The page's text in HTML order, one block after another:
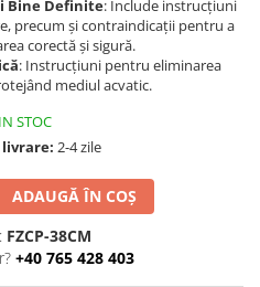
Bine Definite: Include instrucțiuni
precum și contraindicații pentru a
corectă și sigură.
: Instrucțiuni pentru eliminarea
mediul acvatic.
IN STOC
2-4 zile
ADAUGĂ ÎN COȘ
FZCP-38CM
+40 765 428 403